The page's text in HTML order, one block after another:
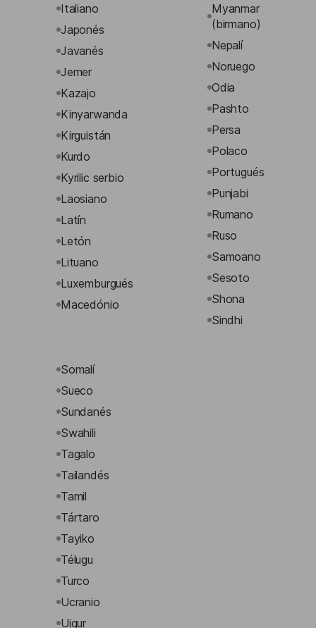
Italiano
Japonés
Javanés
Jemer
Kazajo
Kinyarwanda
Kirguistán
Kurdo
Kyrilic serbio
Laosiano
Latín
Letón
Lituano
Luxemburgués
Macedónio
Myanmar
(birmano)
Nepalí
Noruego
Odia
Pashto
Persa
Polaco
Portugués
Punjabi
Rumano
Ruso
Samoano
Sesoto
Shona
Sindhi
Somalí
Sueco
Sundanés
Swahili
Tagalo
Tailandés
Tamil
Tártaro
Tayiko
Télugu
Turco
Ucranio
Uigur